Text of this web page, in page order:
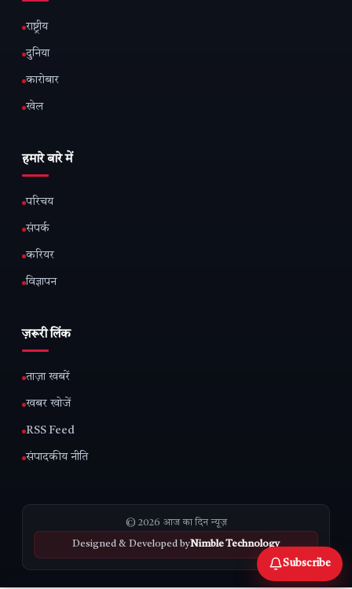
राष्ट्रीय
दुनिया
कारोबार
खेल
हमारे बारे में
परिचय
संपर्क
करियर
विज्ञापन
ज़रूरी लिंक
ताज़ा खबरें
खबर खोजें
RSS Feed
संपादकीय नीति
© 2026 आज का दिन न्यूज़
Designed & Developed byNimble Technology
Subscribe